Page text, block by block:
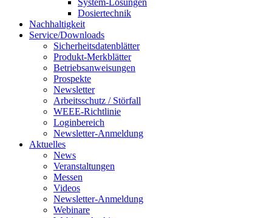
System-Lösungen
Dosiertechnik
Nachhaltigkeit
Service/Downloads
Sicherheitsdatenblätter
Produkt-Merkblätter
Betriebsanweisungen
Prospekte
Newsletter
Arbeitsschutz / Störfall
WEEE-Richtlinie
Loginbereich
Newsletter-Anmeldung
Aktuelles
News
Veranstaltungen
Messen
Videos
Newsletter-Anmeldung
Webinare